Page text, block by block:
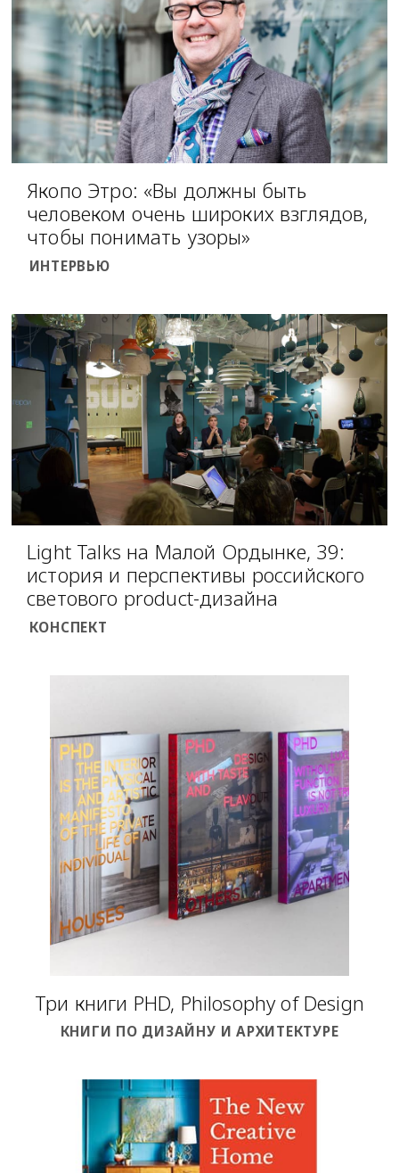
Якопо Этро: «Вы должны быть
человеком очень широких взглядов,
чтобы понимать узоры»
ИНТЕРВЬЮ
Light Talks на Малой Ордынке, 39:
история и перспективы российского
светового product-дизайна
КОНСПЕКТ
Три книги PHD, Philosophy of Design
КНИГИ ПО ДИЗАЙНУ И АРХИТЕКТУРЕ